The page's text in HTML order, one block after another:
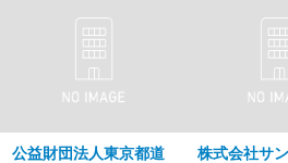
公益財団法人東京都道
株式会社サ